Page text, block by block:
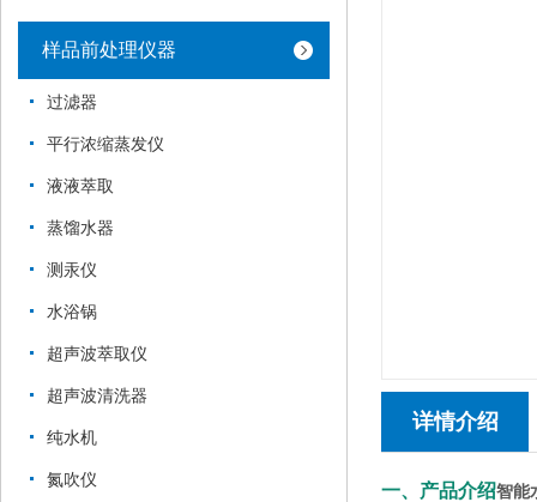
样品前处理仪器
过滤器
平行浓缩蒸发仪
液液萃取
蒸馏水器
测汞仪
水浴锅
超声波萃取仪
超声波清洗器
纯水机
氮吹仪
详情介绍
一、产品介绍智能